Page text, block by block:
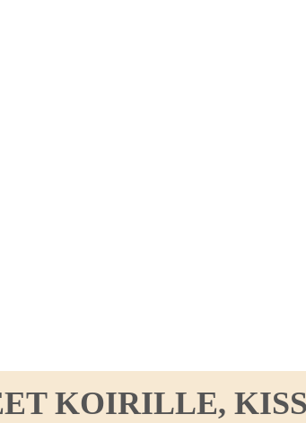
KOIRILLE,